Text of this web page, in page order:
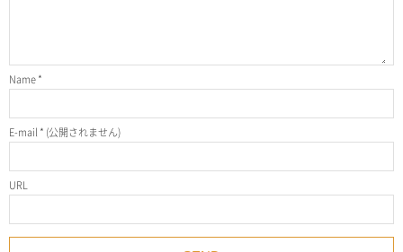
Name*
E-mail * (公開されません)
URL